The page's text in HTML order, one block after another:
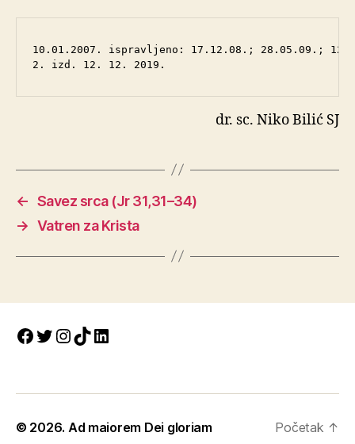
10.01.2007. ispravljeno: 17.12.08.; 28.05.09.;
2. izd. 12. 12. 2019.
dr. sc. Niko Bilić SJ
← Savez srca (Jr 31,31–34)
→ Vatren za Krista
Facebook
Twitter
Instagram
TikTokLinkedIn
© 2026. Ad maiorem Dei gloriam Početak ↑